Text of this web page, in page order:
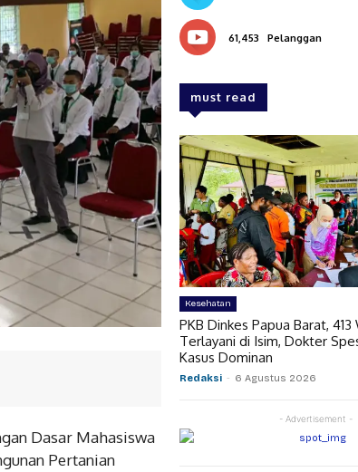
Dasar Mahasiswa
Pertanian
61,453 Pelanggan
must read
Kesehatan
PKB Dinkes Papua Barat, 413
Terlayani di Isim, Dokter
Kasus Dominan
Redaksi - 6 Agustus 2026
- Advertisement -